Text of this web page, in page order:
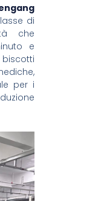
di
che
e
per i